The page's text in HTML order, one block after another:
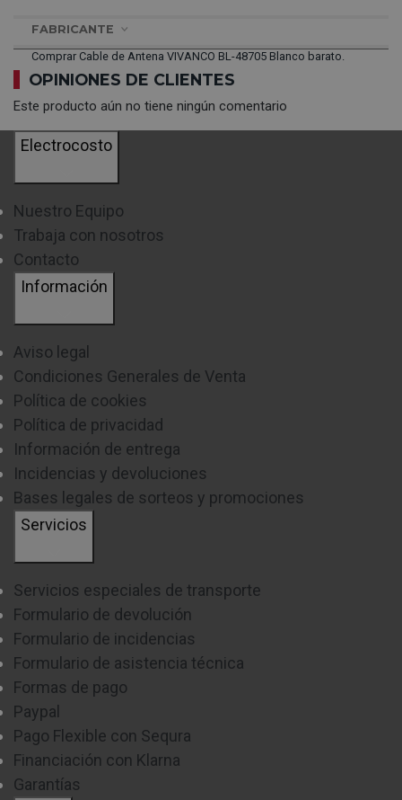
FABRICANTE
Comprar Cable de Antena VIVANCO BL-48705 Blanco barato.
OPINIONES DE CLIENTES
Este producto aún no tiene ningún comentario
Electrocosto
Nuestro Equipo
Trabaja con nosotros
Contacto
Información
Aviso legal
Condiciones Generales de Venta
Política de cookies
Política de privacidad
Información de entrega
Incidencias y devoluciones
Bases legales de sorteos y promociones
Servicios
Servicios especiales de transporte
Formulario de devolución
Formulario de incidencias
Formulario de asistencia técnica
Formas de pago
Paypal
Pago Flexible con Sequra
Financiación con Klarna
Garantías